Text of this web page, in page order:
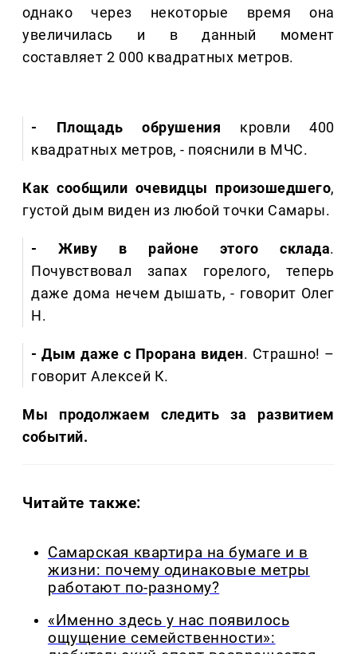
однако через некоторые время она
увеличилась и в данный момент
составляет 2 000 квадратных метров.
- Площадь обрушения кровли 400
квадратных метров, - пояснили в МЧС.
Как сообщили очевидцы произошедшего,
густой дым виден из любой точки Самары.
- Живу в районе этого склада.
Почувствовал запах горелого, теперь
даже дома нечем дышать, - говорит Олег
Н.
- Дым даже с Прорана виден. Страшно! –
говорит Алексей К.
Мы продолжаем следить за развитием
событий.
Читайте также:
Самарская квартира на бумаге и в
жизни: почему одинаковые метры
работают по-разному?
«Именно здесь у нас появилось
ощущение семейственности»: